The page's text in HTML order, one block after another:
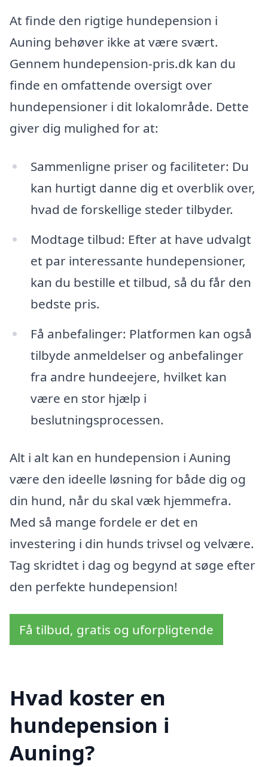
At finde den rigtige hundepension i
Auning behøver ikke at være svært.
Gennem hundepension-pris.dk kan du
finde en omfattende oversigt over
hundepensioner i dit lokalområde. Dette
giver dig mulighed for at:
Sammenligne priser og faciliteter: Du
kan hurtigt danne dig et overblik over,
hvad de forskellige steder tilbyder.
Modtage tilbud: Efter at have udvalgt
et par interessante hundepensioner,
kan du bestille et tilbud, så du får den
bedste pris.
Få anbefalinger: Platformen kan også
tilbyde anmeldelser og anbefalinger
fra andre hundeejere, hvilket kan
være en stor hjælp i
beslutningsprocessen.
Alt i alt kan en hundepension i Auning
være den ideelle løsning for både dig og
din hund, når du skal væk hjemmefra.
Med så mange fordele er det en
investering i din hunds trivsel og velvære.
Tag skridtet i dag og begynd at søge efter
den perfekte hundepension!
Få tilbud, gratis og uforpligtende
Hvad koster en
hundepension i
Auning?